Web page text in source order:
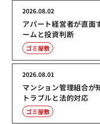
アパート経営者が直面
ームと投資判断
2026.08.02
ゴミ屋敷
マンション管理組合が
トラブルと法的対応
2026.08.01
ゴミ屋敷